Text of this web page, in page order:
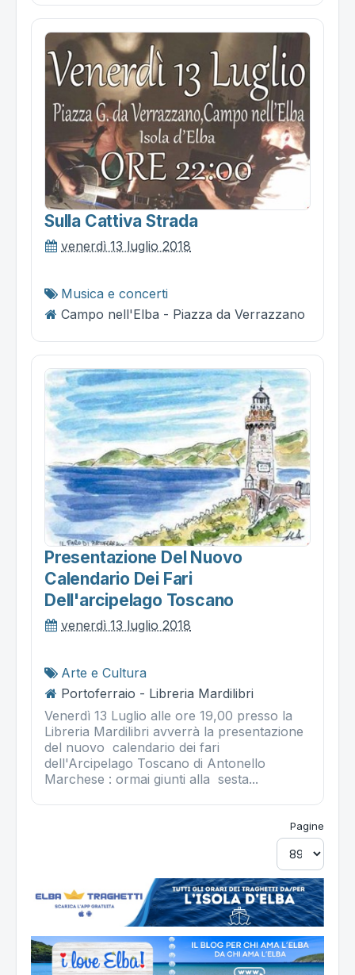
Sulla Cattiva Strada
venerdì 13 luglio 2018
Musica e concerti
Campo nell'Elba - Piazza da Verrazzano
Presentazione Del Nuovo
Calendario Dei Fari
Dell'arcipelago Toscano
venerdì 13 luglio 2018
Arte e Cultura
Portoferraio - Libreria Mardilibri
Venerdì 13 Luglio alle ore 19,00 presso la
Libreria Mardilibri avverrà la presentazione
del nuovo calendario dei fari
dell'Arcipelago Toscano di Antonello
Marchese : ormai giunti alla sesta...
Pagine